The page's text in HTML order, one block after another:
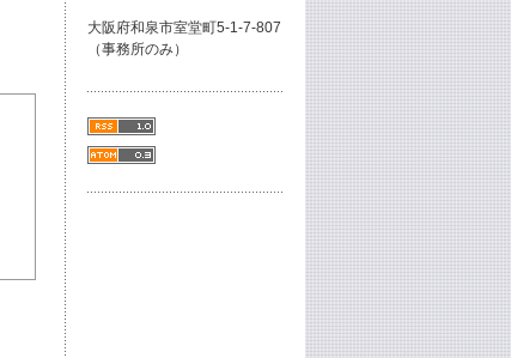
大阪府和泉市室堂町5-1-7-807
（事務所のみ）